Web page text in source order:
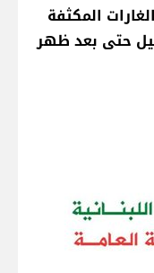
جريحا اثر الغارات المكثفة
حتى بعد ظهر